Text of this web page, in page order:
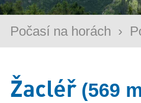
Počasí na horách ›
Žacléř (569